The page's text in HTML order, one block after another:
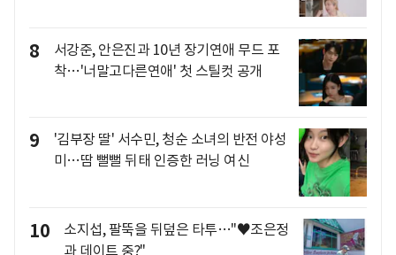
8
서강준, 안은진과 10년 장기연애 무드 포
착…'너말고다른연애' 첫 스틸컷 공개
9
'김부장 딸' 서수민, 청순 소녀의 반전 야성
미…땀 뻘뻘 뒤태 인증한 러닝 여신
10
소지섭, 팔뚝을 뒤덮은 타투…"♥조은정
과 데이트 중?"